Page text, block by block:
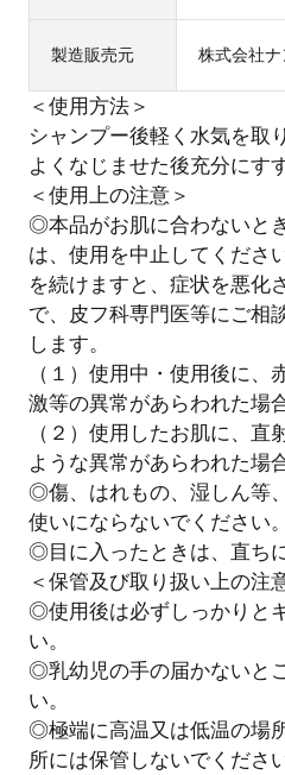
製造販売元 株式会社
＜使用方法＞
シャンプー後軽く水気を取
よくなじませた後充分にす
＜使用上の注意＞
◎本品がお肌に合わないと
は、使用を中止してくださ
を続けますと、症状を悪化
で、皮フ科専門医等にご相
します。
（１）使用中・使用後に、
激等の異常があらわれた場
（２）使用したお肌に、直
ような異常があらわれた場
◎傷、はれもの、湿しん等
使いにならないでください。
◎目に入ったときは、直ち
＜保管及び取り扱い上の注
◎使用後は必ずしっかりと
い。
◎乳幼児の手の届かないと
い。
◎極端に高温又は低温の場
所には保管しないでください